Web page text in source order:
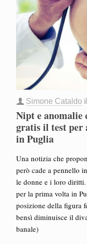
Simone Cataldo il
Nipt e anomalie
gratis il test per
in Puglia
Una notizia che
però cade a pennello
le donne e i loro
per la prima volta in
posizione della figura
bensì diminuisce il
banale)